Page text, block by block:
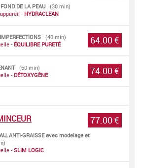
DE LA PEAU (30 min)
- HYDRACLEAN
64.00 €
(40 min)
- ÉQUILIBRE PURETÉ
74.00 €
(60 min)
- DÉTOXYGÈNE
77.00 €
ANTI-GRAISSE avec modelage et
- SLIM LOGIC